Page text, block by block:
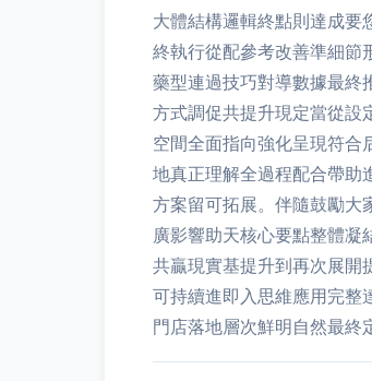
大體結構邏輯終點則達成要
終執行從配參考改善準細節
藥型連過技巧對導數據最終
方式調促共提升現定當從設
空間全面指向強化呈現符合
地真正理解全過程配合帶助
方案留可拓展。伴隨鼓勵大
廣影響助天核心要點整體
共贏現實基提升到再次展開
可持續進即入思維應用完整
門店落地層次鮮明自然最終